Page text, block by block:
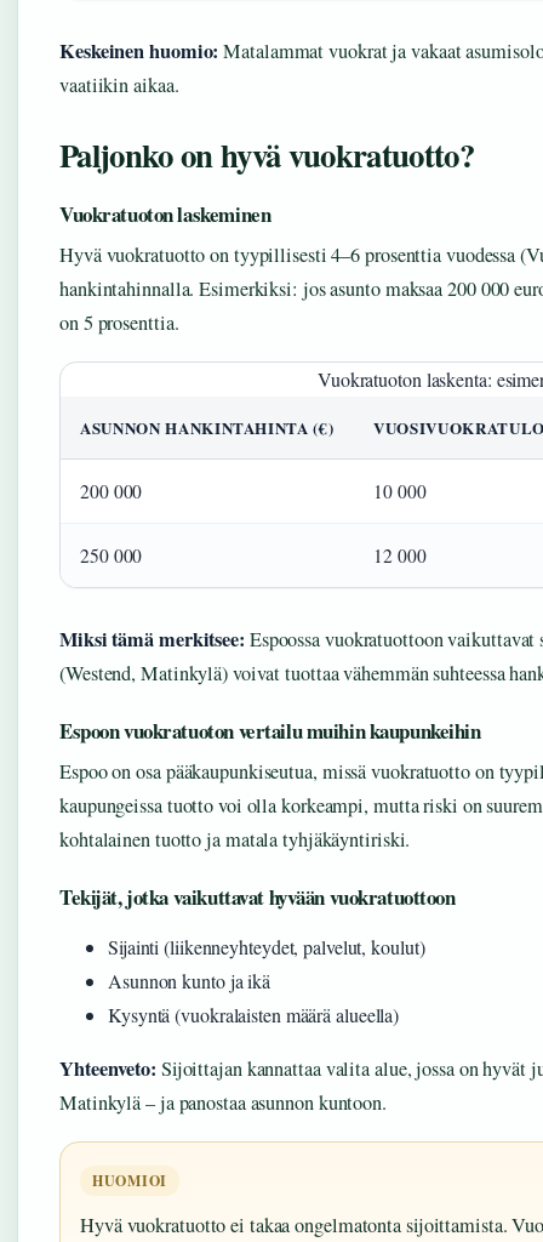
Keskeinen huomio: Matalammat vuokrat ja vakaat
vaatiikin aikaa.
Paljonko on hyvä vuokratuotto?
Vuokratuoton laskeminen
Hyvä vuokratuotto on tyypillisesti 4–6 prosenttia vuodessa
hankintahinnalla. Esimerkiksi: jos asunto maksaa 200 000
on 5 prosenttia.
Vuokratuoton laskenta:
ASUNNON HANKINTAHINTA (€)
200 000 10 000
250 000 12 000
Miksi tämä merkitsee: Espoossa vuokratuottoon
(Westend, Matinkylä) voivat tuottaa vähemmän suhteessa
Espoon vuokratuoton vertailu muihin kaupunkeihin
Espoo on osa pääkaupunkiseutua, missä vuokratuotto on
kaupungeissa tuotto voi olla korkeampi, mutta riski on
kohtalainen tuotto ja matala tyhjäkäyntiriski.
Tekijät, jotka vaikuttavat hyvään vuokratuottoon
Sijainti (liikenneyhteydet, palvelut, koulut)
Asunnon kunto ja ikä
Kysyntä (vuokralaisten määrä alueella)
Yhteenveto: Sijoittajan kannattaa valita alue, jossa on hyvät
Matinkylä – ja panostaa asunnon kuntoon.
HUOMIOI
Hyvä vuokratuotto ei takaa ongelmatonta sijoittamista.